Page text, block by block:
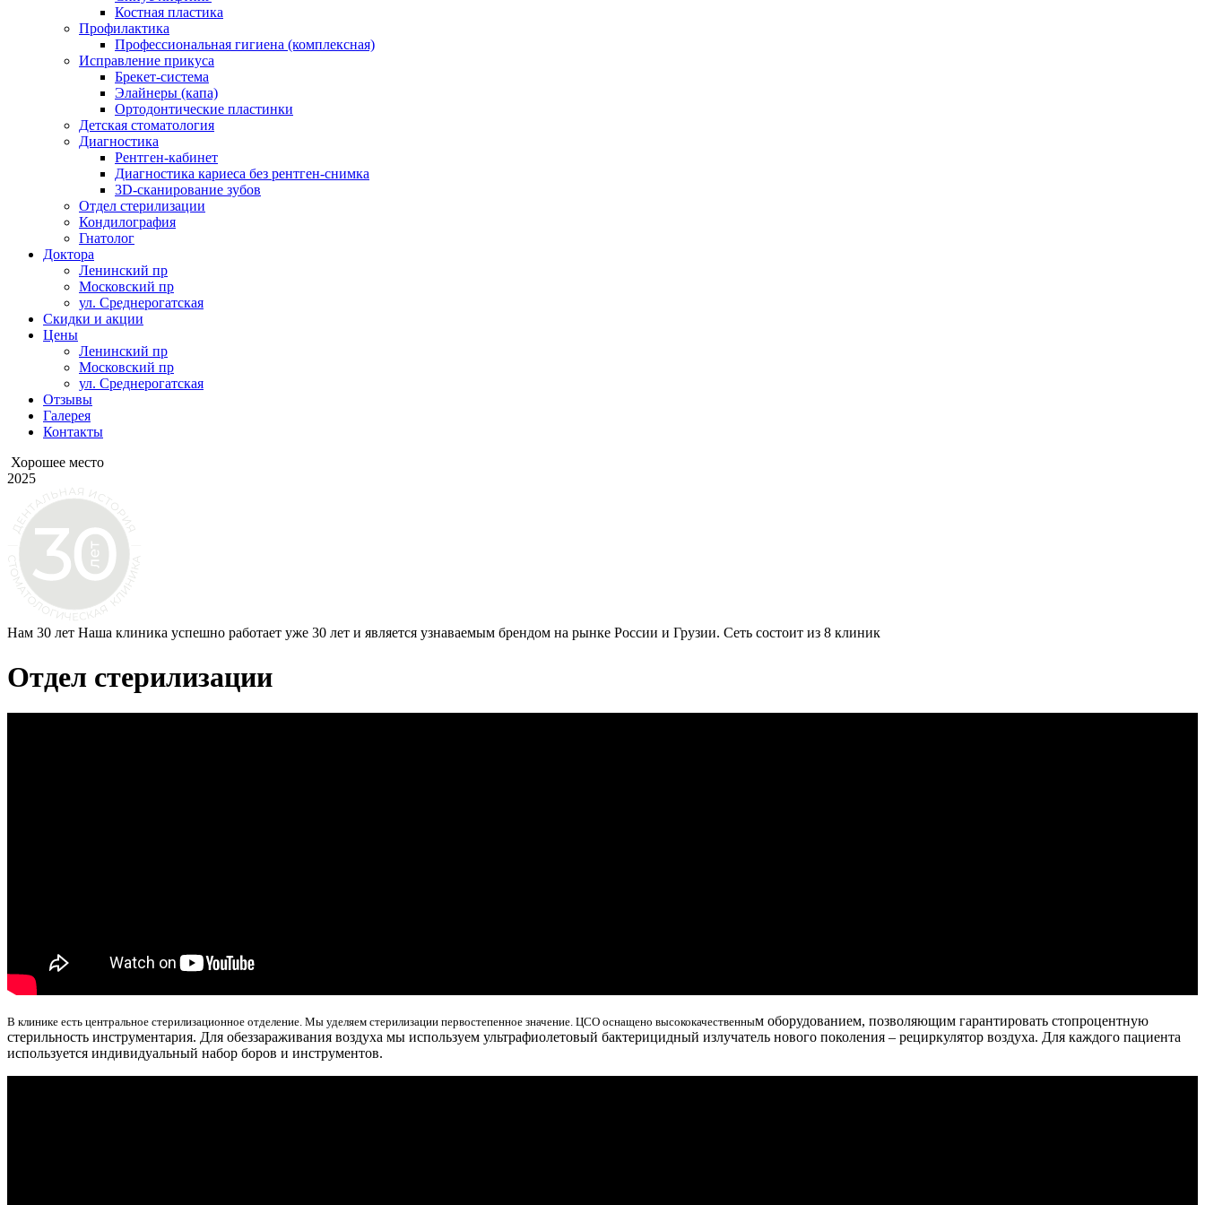
Костная пластика
Профилактика
Профессиональная гигиена (комплексная)
Исправление прикуса
Брекет-система
Элайнеры (капа)
Ортодонтические пластинки
Детская стоматология
Диагностика
Рентген-кабинет
Диагностика кариеса без рентген-снимка
3D-сканирование зубов
Отдел стерилизации
Кондилография
Гнатолог
Доктора
Ленинский пр
Московский пр
ул. Среднерогатская
Скидки и акции
Цены
Ленинский пр
Московский пр
ул. Среднерогатская
Отзывы
Галерея
Контакты
Хорошее место
2025
Нам 30 лет Наша клиника успешно работает уже 30 лет и является узнаваемым брендом на рынке России и Грузии. Сеть состоит из 8 клиник
Отдел стерилизации
В клинике есть центральное стерилизационное отделение. Мы уделяем стерилизации первостепенное значение. ЦСО оснащено высококачественным оборудованием, позволяющим гарантировать стопроцентную
стерильность инструментария. Для обеззараживания воздуха мы используем ультрафиолетовый бактерицидный излучатель нового поколения – рециркулятор воздуха. Для каждого пациента
используется индивидуальный набор боров и инструментов.